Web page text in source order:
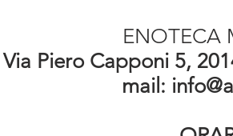
ENOTECA
Via Piero Capponi 5,
mail: